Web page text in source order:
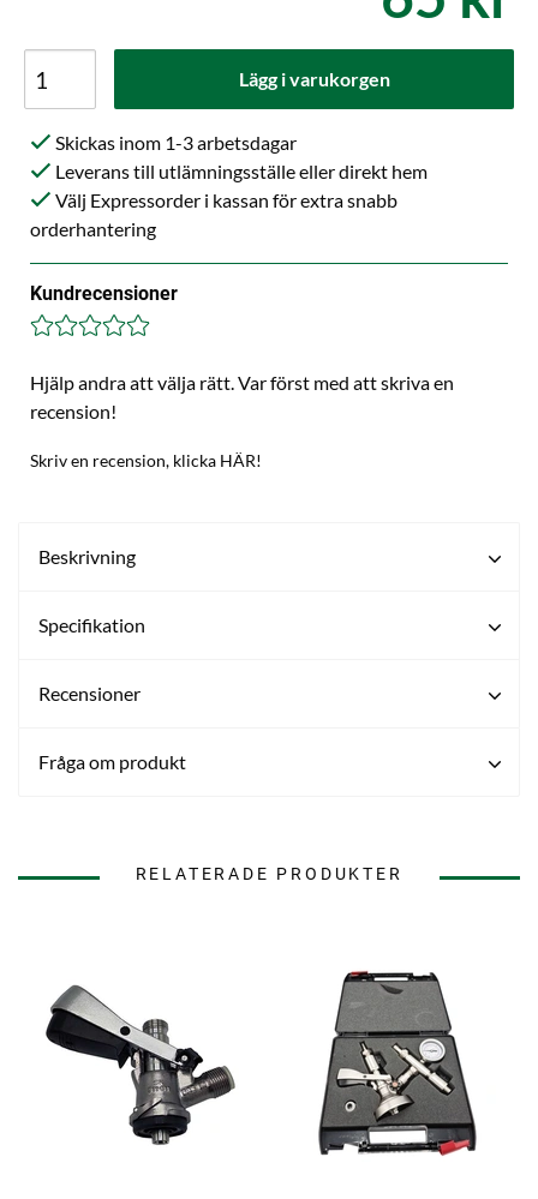
Lägg i varukorgen
Skickas inom 1-3 arbetsdagar
Leverans till utlämningsställe eller direkt hem
Välj Expressorder i kassan för extra snabb
orderhantering
Kundrecensioner
Hjälp andra att välja rätt. Var först med att skriva en
recension!
Skriv en recension, klicka HÄR!
Beskrivning
Specifikation
Recensioner
Fråga om produkt
RELATERADE PRODUKTER